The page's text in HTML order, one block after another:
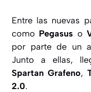
Entre las nuevas
como Pegasus o
por parte de un
Junto a ellas,
Spartan Grafeno,
2.0.